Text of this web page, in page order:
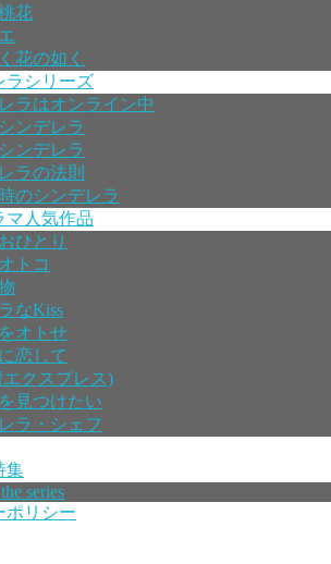
花
花の如く
ラシリーズ
ラはオンライン中
ンデレラ
ンデレラ
ラの法則
のシンデレラ
マ人気作品
ひとり
トコ
なKiss
オトせ
恋して
エクスプレス)
見つけたい
ラ・シェフ
集
series
ポリシー